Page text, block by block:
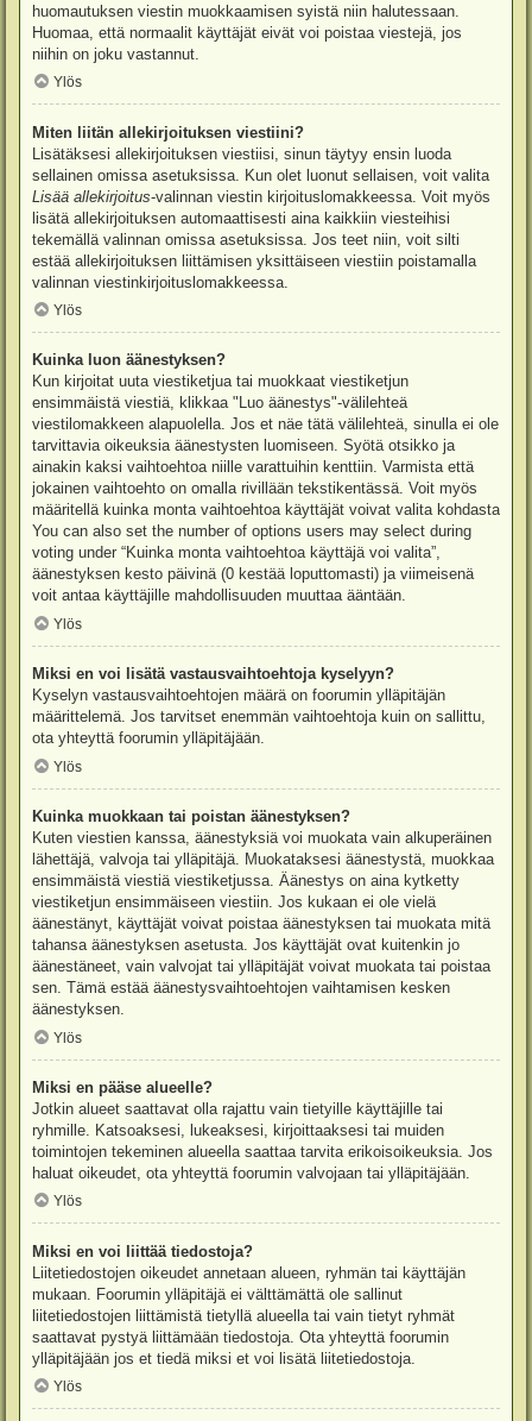
huomautuksen viestin muokkaamisen syistä niin halutessaan.
Huomaa, että normaalit käyttäjät eivät voi poistaa viestejä, jos
niihin on joku vastannut.
Ylös
Miten liitän allekirjoituksen viestiini?
Lisätäksesi allekirjoituksen viestiisi, sinun täytyy ensin luoda
sellainen omissa asetuksissa. Kun olet luonut sellaisen, voit valita
Lisää allekirjoitus-valinnan viestin kirjoituslomakkeessa. Voit myös
lisätä allekirjoituksen automaattisesti aina kaikkiin viesteihisi
tekemällä valinnan omissa asetuksissa. Jos teet niin, voit silti
estää allekirjoituksen liittämisen yksittäiseen viestiin poistamalla
valinnan viestinkirjoituslomakkeessa.
Ylös
Kuinka luon äänestyksen?
Kun kirjoitat uuta viestiketjua tai muokkaat viestiketjun
ensimmäistä viestiä, klikkaa "Luo äänestys"-välilehteä
viestilomakkeen alapuolella. Jos et näe tätä välilehteä, sinulla ei ole
tarvittavia oikeuksia äänestysten luomiseen. Syötä otsikko ja
ainakin kaksi vaihtoehtoa niille varattuihin kenttiin. Varmista että
jokainen vaihtoehto on omalla rivillään tekstikentässä. Voit myös
määritellä kuinka monta vaihtoehtoa käyttäjät voivat valita kohdasta
You can also set the number of options users may select during
voting under “Kuinka monta vaihtoehtoa käyttäjä voi valita”,
äänestyksen kesto päivinä (0 kestää loputtomasti) ja viimeisenä
voit antaa käyttäjille mahdollisuuden muuttaa ääntään.
Ylös
Miksi en voi lisätä vastausvaihtoehtoja kyselyyn?
Kyselyn vastausvaihtoehtojen määrä on foorumin ylläpitäjän
määrittelemä. Jos tarvitset enemmän vaihtoehtoja kuin on sallittu,
ota yhteyttä foorumin ylläpitäjään.
Ylös
Kuinka muokkaan tai poistan äänestyksen?
Kuten viestien kanssa, äänestyksiä voi muokata vain alkuperäinen
lähettäjä, valvoja tai ylläpitäjä. Muokataksesi äänestystä, muokkaa
ensimmäistä viestiä viestiketjussa. Äänestys on aina kytketty
viestiketjun ensimmäiseen viestiin. Jos kukaan ei ole vielä
äänestänyt, käyttäjät voivat poistaa äänestyksen tai muokata mitä
tahansa äänestyksen asetusta. Jos käyttäjät ovat kuitenkin jo
äänestäneet, vain valvojat tai ylläpitäjät voivat muokata tai poistaa
sen. Tämä estää äänestysvaihtoehtojen vaihtamisen kesken
äänestyksen.
Ylös
Miksi en pääse alueelle?
Jotkin alueet saattavat olla rajattu vain tietyille käyttäjille tai
ryhmille. Katsoaksesi, lukeaksesi, kirjoittaaksesi tai muiden
toimintojen tekeminen alueella saattaa tarvita erikoisoikeuksia. Jos
haluat oikeudet, ota yhteyttä foorumin valvojaan tai ylläpitäjään.
Ylös
Miksi en voi liittää tiedostoja?
Liitetiedostojen oikeudet annetaan alueen, ryhmän tai käyttäjän
mukaan. Foorumin ylläpitäjä ei välttämättä ole sallinut
liitetiedostojen liittämistä tietyllä alueella tai vain tietyt ryhmät
saattavat pystyä liittämään tiedostoja. Ota yhteyttä foorumin
ylläpitäjään jos et tiedä miksi et voi lisätä liitetiedostoja.
Ylös